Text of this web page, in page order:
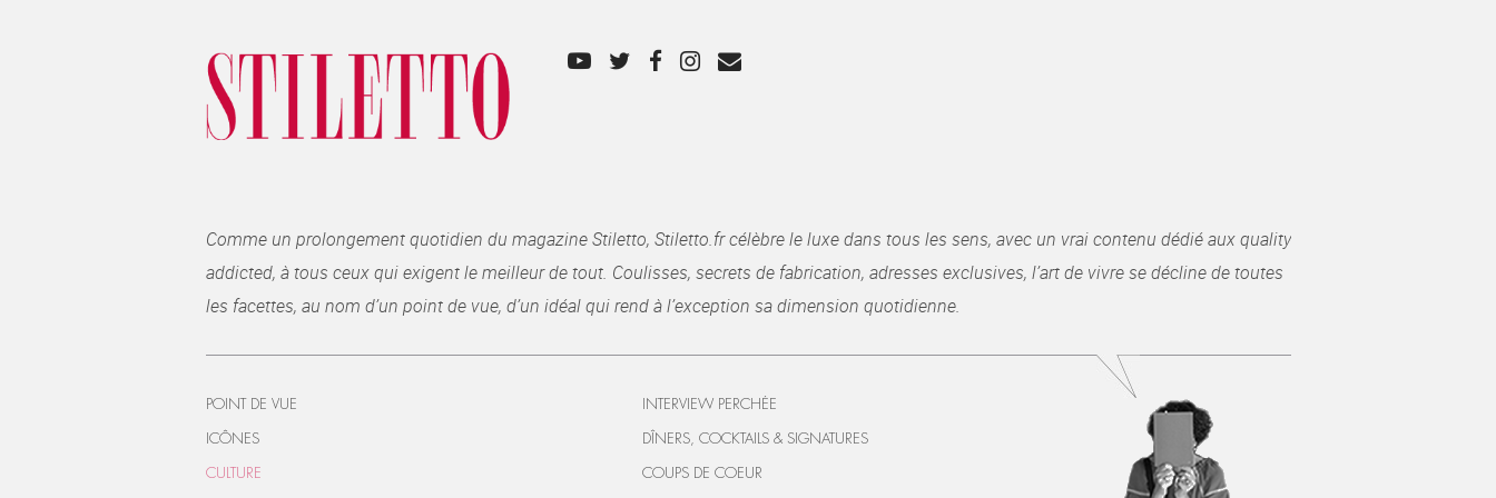
Comme un prolongement quotidien du magazine Stiletto, Stiletto.fr célèbre le luxe dans tous les sens, avec un vrai contenu dédié aux quality
addicted, à tous ceux qui exigent le meilleur de tout. Coulisses, secrets de fabrication, adresses exclusives, l’art de vivre se décline de toutes
les facettes, au nom d’un point de vue, d’un idéal qui rend à l’exception sa dimension quotidienne.
POINT DE VUE
ICÔNES
CULTURE
INTERVIEW PERCHÉE
DÎNERS, COCKTAILS & SIGNATURES
COUPS DE COEUR